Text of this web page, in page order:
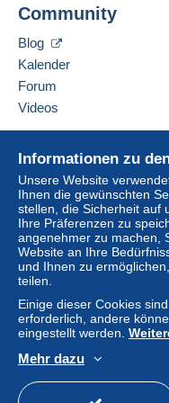
Brief
Alle Zahlungen
abgewickelt. Je nach
Zahlungsoptionen
Kredit-/Debitkarte
auf Ihr Guthaben
Zahlungen per
ein Bankkonto des
Der Käufer nutzt die
Käufe: Zu zahlen
Zahlungsmethoden.
Verkäufer
hinzufügen
Informationen zu
Unsere Website
Ihnen die gewünschten
stellen, die Sicherheit auf
Ihre Präferenzen zu
angenehmer zu machen,
Website an Ihre
und Ihnen zu
teilen.
Einige dieser Cookies
erforderlich, andere
eingestellt werden.
Mehr dazu
Community
Blog
Kalender
Forum
Videos
Online-Hilfe
Auf Delcampe kaufen
Auf Delcampe verkaufen
Eine sichere Website